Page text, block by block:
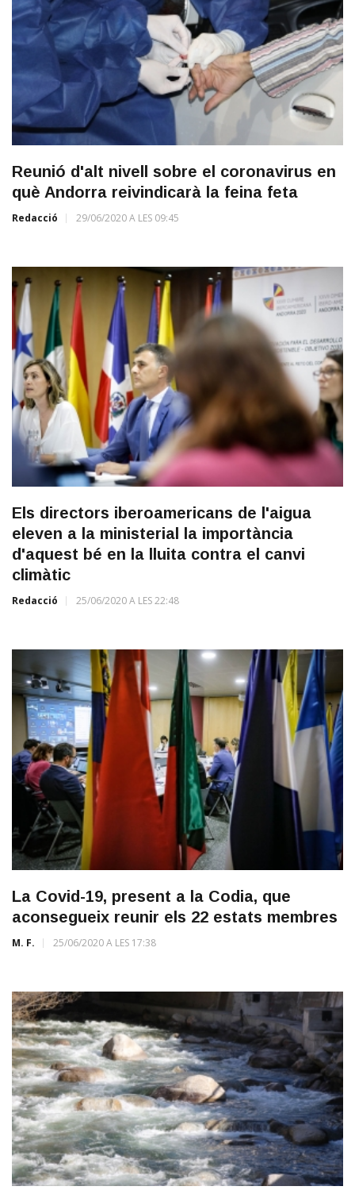
Reunió d'alt nivell sobre el coronavirus en
què Andorra reivindicarà la feina feta
Redacció 29/06/2020 A LES 09:45
Els directors iberoamericans de l'aigua
eleven a la ministerial la importància
d'aquest bé en la lluita contra el canvi
climàtic
Redacció 25/06/2020 A LES 22:48
La Covid-19, present a la Codia, que
aconsegueix reunir els 22 estats membres
M. F. 25/06/2020 A LES 17:38